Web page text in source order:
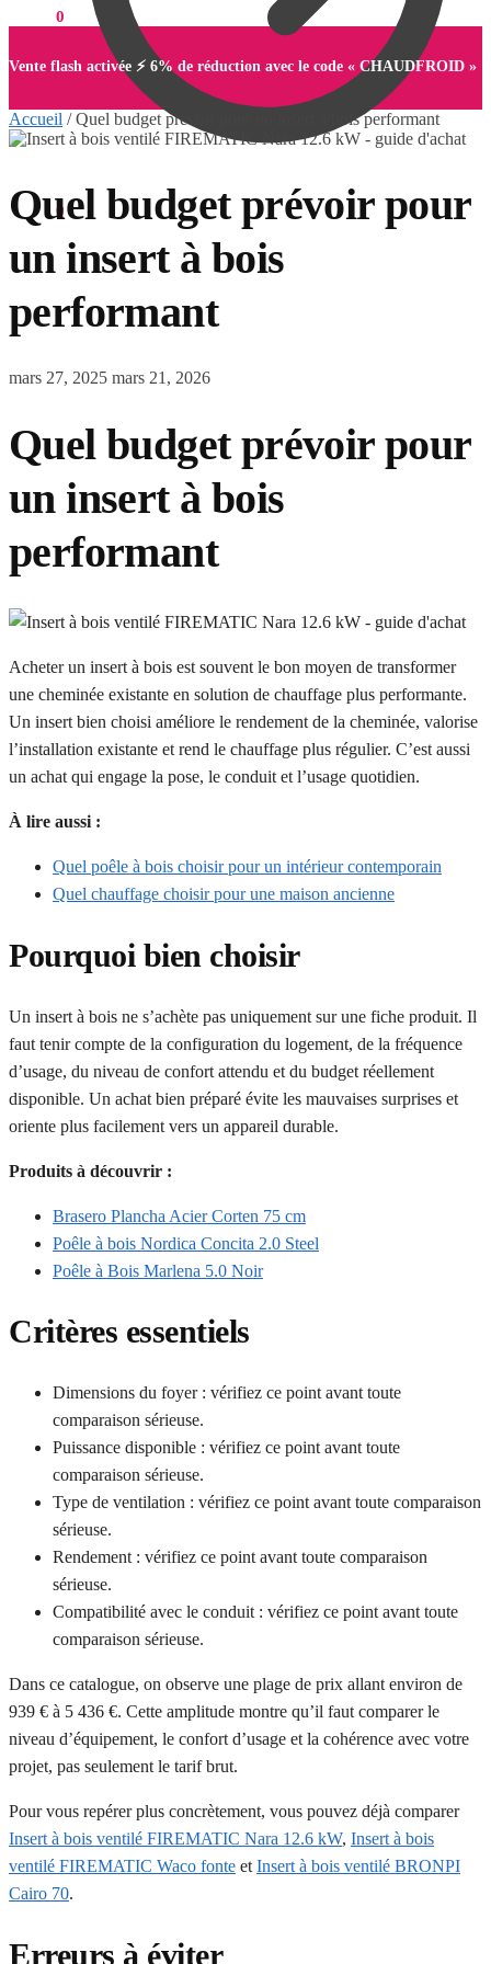
0,00 € 0
0
Vente flash activée ⚡ 6% de réduction avec le code « CHAUDFROID »
Accueil /Quel budget prévoir pour un insert à bois performant
Quel budget prévoir pour
un insert à bois
performant
mars 27, 2025 mars 21, 2026
Quel budget prévoir pour
un insert à bois
performant
Acheter un insert à bois est souvent le bon moyen de transformer
une cheminée existante en solution de chauffage plus performante.
Un insert bien choisi améliore le rendement de la cheminée, valorise
l’installation existante et rend le chauffage plus régulier. C’est aussi
un achat qui engage la pose, le conduit et l’usage quotidien.
À lire aussi :
Quel poêle à bois choisir pour un intérieur contemporain
Quel chauffage choisir pour une maison ancienne
Pourquoi bien choisir
Un insert à bois ne s’achète pas uniquement sur une fiche produit. Il
faut tenir compte de la configuration du logement, de la fréquence
d’usage, du niveau de confort attendu et du budget réellement
disponible. Un achat bien préparé évite les mauvaises surprises et
oriente plus facilement vers un appareil durable.
Produits à découvrir :
Brasero Plancha Acier Corten 75 cm
Poêle à bois Nordica Concita 2.0 Steel
Poêle à Bois Marlena 5.0 Noir
Critères essentiels
Dimensions du foyer : vérifiez ce point avant toute
comparaison sérieuse.
Puissance disponible : vérifiez ce point avant toute
comparaison sérieuse.
Type de ventilation : vérifiez ce point avant toute comparaison
sérieuse.
Rendement : vérifiez ce point avant toute comparaison
sérieuse.
Compatibilité avec le conduit : vérifiez ce point avant toute
comparaison sérieuse.
Dans ce catalogue, on observe une plage de prix allant environ de
939 € à 5 436 €. Cette amplitude montre qu’il faut comparer le
niveau d’équipement, le confort d’usage et la cohérence avec votre
projet, pas seulement le tarif brut.
Pour vous repérer plus concrètement, vous pouvez déjà comparer
Insert à bois ventilé FIREMATIC Nara 12.6 kW, Insert à bois
ventilé FIREMATIC Waco fonte et Insert à bois ventilé BRONPI
Cairo 70.
Erreurs à éviter